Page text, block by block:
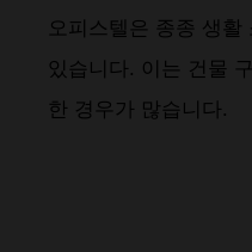
오피스텔은 종종 생활
있습니다. 이는 건물
한 경우가 많습니다​​.